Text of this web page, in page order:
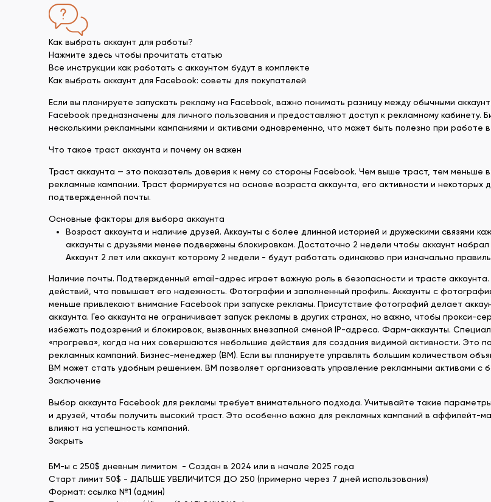
Как выбрать аккаунт для работы?
Нажмите здесь чтобы прочитать статью
Все инструкции как работать с аккаунтом будут в комплекте
Как выбрать аккаунт для Facebook: советы для покупателей
Если вы планируете запускать рекламу на Facebook, важно понимать разницу между обычными
Facebook предназначены для личного пользования и предоставляют доступ к рекламному
несколькими рекламными кампаниями и активами одновременно, что может быть полезно при работе
Что такое траст аккаунта и почему он важен
Траст аккаунта — это показатель доверия к нему со стороны Facebook. Чем выше траст, тем меньше
рекламные кампании. Траст формируется на основе возраста аккаунта, его активности и некоторых
подтвержденной почты.
Основные факторы для выбора аккаунта
Возраст аккаунта и наличие друзей. Аккаунты с более длинной историей и дружескими связями
аккаунты с друзьями менее подвержены блокировкам. Достаточно 2 недели чтобы аккаунт
Аккаунт 2 лет или аккаунт которому 2 недели - будут работать одинаково при изначально
Наличие почты. Подтвержденный email-адрес играет важную роль в безопасности и трасте
действий, что повышает его надежность. Фотографии и заполненный профиль. Аккаунты с
меньше привлекают внимание Facebook при запуске рекламы. Присутствие фотографий делает
аккаунта. Гео аккаунта не ограничивает запуск рекламы в других странах, но важно, чтобы прокси-
избежать подозрений и блокировок, вызванных внезапной сменой IP-адреса. Фарм-аккаунты.
«прогрева», когда на них совершаются небольшие действия для создания видимой активности. Это
рекламных кампаний. Бизнес-менеджер (BM). Если вы планируете управлять большим количеством
BM может стать удобным решением. BM позволяет организовать управление рекламными активами с
Заключение
Выбор аккаунта Facebook для рекламы требует внимательного подхода. Учитывайте такие
и друзей, чтобы получить высокий траст. Это особенно важно для рекламных кампаний в аффилейт-
влияют на успешность кампаний.
Закрыть
БМ-ы с 250$ дневным лимитом - Создан в 2024 или в начале 2025 года
Старт лимит 50$ - ДАЛЬШЕ УВЕЛИЧИТСЯ ДО 250 (примерно через 7 дней использования)
Формат: ссылка №1 (админ)